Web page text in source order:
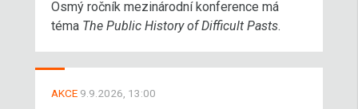
Osmý ročník mezinárodní konference má
téma The Public History of Difficult Pasts.
AKCE 9.9.2026, 13:00